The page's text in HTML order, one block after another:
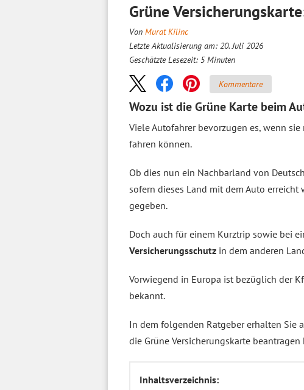
Grüne
Von Murat Kilinc
Letzte Aktualisierung am: 20. Juli 2026
Geschätzte Lesezeit: 5 Minuten
Kommentare
Wozu ist die Grüne Karte beim
Viele Autofahrer bevorzugen es, wenn
fahren können.
Ob dies nun ein Nachbarland von
sofern dieses Land mit dem Auto erreicht
gegeben.
Doch auch für einem Kurztrip sowie bei
Versicherungsschutz in dem anderen
Vorwiegend in Europa ist bezüglich der
bekannt.
In dem folgenden Ratgeber erhalten Sie
die Grüne Versicherungskarte beantragen
Inhaltsverzeichnis: